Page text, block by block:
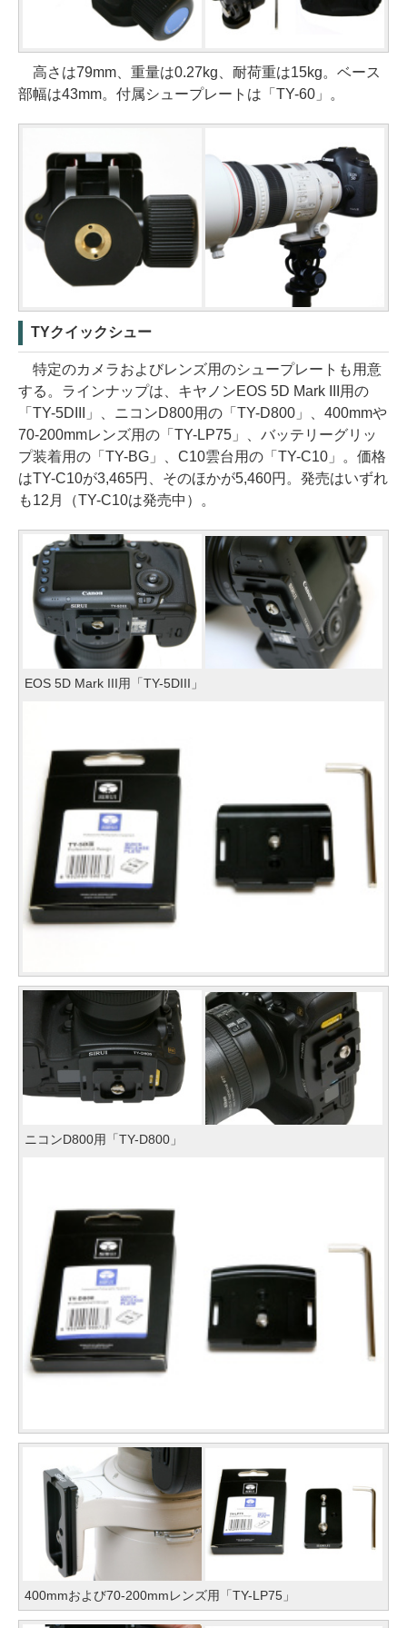
高さは79mm、重量は0.27kg、耐荷重は15kg。ベース
部幅は43mm。付属シュープレートは「TY-60」。
TYクイックシュー
特定のカメラおよびレンズ用のシュープレートも用意
する。ラインナップは、キヤノンEOS 5D Mark III用の
「TY-5DIII」、ニコンD800用の「TY-D800」、400mmや
70-200mmレンズ用の「TY-LP75」、バッテリーグリッ
プ装着用の「TY-BG」、C10雲台用の「TY-C10」。価格
はTY-C10が3,465円、そのほかが5,460円。発売はいずれ
も12月（TY-C10は発売中）。
EOS 5D Mark III用「TY-5DIII」
ニコンD800用「TY-D800」
400mmおよび70-200mmレンズ用「TY-LP75」